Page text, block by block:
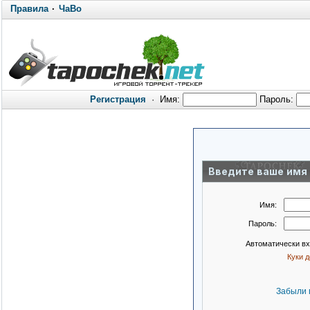
Правила· ЧаВо
Регистрация · Имя: Пароль:
Введите ваше имя
Имя:
Пароль:
Автоматически
Куки
Забыли